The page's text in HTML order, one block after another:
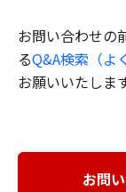
お問い合わせの
るQ&A検索（よ
お願いいたします
お問